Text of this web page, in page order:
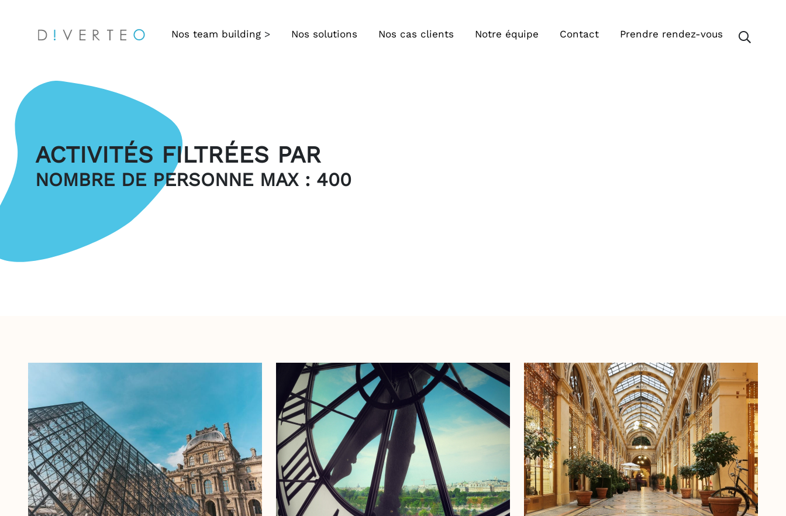
Nos team building Nos solutions Nos cas clients Notre équipe Contact Prendre rendez-vous
ACTIVITÉS FILTRÉES PAR
NOMBRE DE PERSONNE MAX : 400